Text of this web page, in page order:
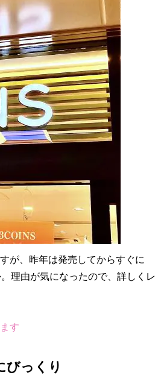
が、昨年は発売してからすぐに
理由が気になったので、詳しくレ
す
びっくり